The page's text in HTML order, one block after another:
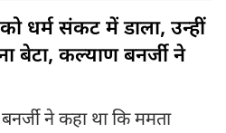
धर्म संकट में डाला, उन्हीं
बेटा, कल्याण बनर्जी ने
ने कहा था कि ममता